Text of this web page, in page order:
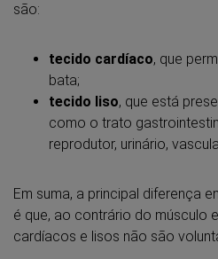
são:
tecido cardíaco, que
bata;
tecido liso, que está
como o trato
reprodutor, urinário,
Em suma, a principal diferença
é que, ao contrário do músculo
cardíacos e lisos não são